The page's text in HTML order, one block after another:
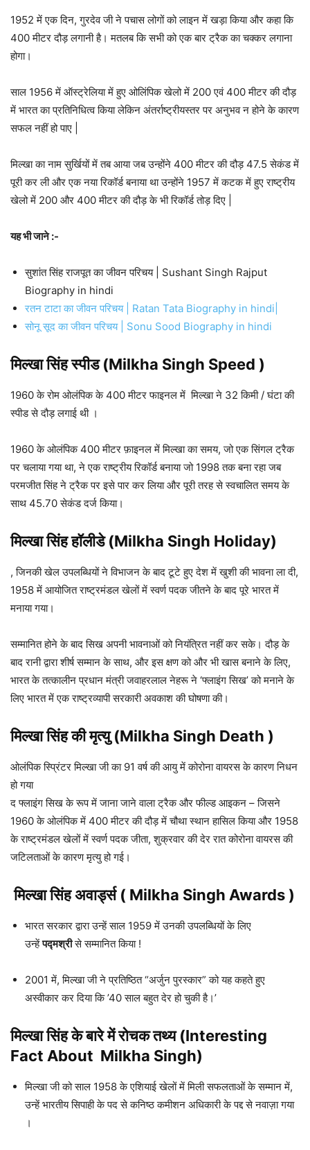
1952 में एक दिन, गुरदेव जी ने पचास लोगों को लाइन में खड़ा किया और कहा कि
400 मीटर दौड़ लगानी है। मतलब कि सभी को एक बार ट्रैक का चक्कर लगाना
होगा।
साल 1956 में ऑस्ट्रेलिया में हुए ओलिंपिक खेलो में 200 एवं 400 मीटर की दौड़
में भारत का प्रतिनिधित्व किया लेकिन अंतर्राष्ट्रीयस्तर पर अनुभव न होने के कारण
सफल नहीं हो पाए |
मिल्खा का नाम सुर्खियों में तब आया जब उन्होंने 400 मीटर की दौड़ 47.5 सेकंड में
पूरी कर ली और एक नया रिकॉर्ड बनाया था उन्होंने 1957 में कटक में हुए राष्ट्रीय
खेलो में 200 और 400 मीटर की दौड़ के भी रिकॉर्ड तोड़ दिए |
यह भी जाने :-
सुशांत सिंह राजपूत का जीवन परिचय | Sushant Singh Rajput
Biography in hindi
रतन टाटा का जीवन परिचय | Ratan Tata Biography in hindi|
सोनू सूद का जीवन परिचय | Sonu Sood Biography in hindi
मिल्खा सिंह स्पीड (Milkha Singh Speed )
1960 के रोम ओलंपिक के 400 मीटर फाइनल में मिल्खा ने 32 किमी / घंटा की
स्पीड से दौड़ लगाई थी ।
1960 के ओलंपिक 400 मीटर फ़ाइनल में मिल्खा का समय, जो एक सिंगल ट्रैक
पर चलाया गया था, ने एक राष्ट्रीय रिकॉर्ड बनाया जो 1998 तक बना रहा जब
परमजीत सिंह ने ट्रैक पर इसे पार कर लिया और पूरी तरह से स्वचालित समय के
साथ 45.70 सेकंड दर्ज किया।
मिल्खा सिंह हॉलीडे (Milkha Singh Holiday)
, जिनकी खेल उपलब्धियों ने विभाजन के बाद टूटे हुए देश में खुशी की भावना ला दी,
1958 में आयोजित राष्ट्रमंडल खेलों में स्वर्ण पदक जीतने के बाद पूरे भारत में
मनाया गया।
सम्मानित होने के बाद सिख अपनी भावनाओं को नियंत्रित नहीं कर सके। दौड़ के
बाद रानी द्वारा शीर्ष सम्मान के साथ, और इस क्षण को और भी खास बनाने के लिए,
भारत के तत्कालीन प्रधान मंत्री जवाहरलाल नेहरू ने ‘फ्लाइंग सिख’ को मनाने के
लिए भारत में एक राष्ट्रव्यापी सरकारी अवकाश की घोषणा की।
मिल्खा सिंह की मृत्यु (Milkha Singh Death )
ओलंपिक स्प्रिंटर मिल्खा जी का 91 वर्ष की आयु में कोरोना वायरस के कारण निधन
हो गया
द फ्लाइंग सिख के रूप में जाना जाने वाला ट्रैक और फील्ड आइकन – जिसने
1960 के ओलंपिक में 400 मीटर की दौड़ में चौथा स्थान हासिल किया और 1958
के राष्ट्रमंडल खेलों में स्वर्ण पदक जीता, शुक्रवार की देर रात कोरोना वायरस की
जटिलताओं के कारण मृत्यु हो गई।
मिल्खा सिंह अवार्ड्स ( Milkha Singh Awards )
भारत सरकार द्वारा उन्हें साल 1959 में उनकी उपलब्धियों के लिए
उन्हेंपद्मश्रीसे सम्मानित किया !
2001 में, मिल्खा जी ने प्रतिष्ठित “अर्जुन पुरस्कार” को यह कहते हुए
अस्वीकार कर दिया कि ’40 साल बहुत देर हो चुकी है।’
मिल्खा सिंह के बारे में रोचक तथ्य (Interesting
Fact About Milkha Singh)
मिल्खा जी को साल 1958 के एशियाई खेलों में मिली सफलताओं के सम्मान में,
उन्हें भारतीय सिपाही के पद से कनिष्ठ कमीशन अधिकारी के पद्द से नवाज़ा गया
।